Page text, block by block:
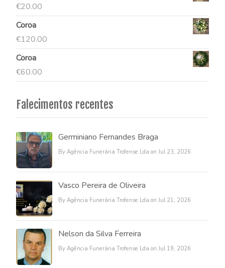
€20.00
Coroa
€120.00
Coroa
€60.00
Falecimentos recentes
Germiniano Fernandes Braga
By Agência Funerária Trofense Lda on Jul 23, 2026
Vasco Pereira de Oliveira
By Agência Funerária Trofense Lda on Jul 21, 2026
Nelson da Silva Ferreira
By Agência Funerária Trofense Lda on Jul 19, 2026